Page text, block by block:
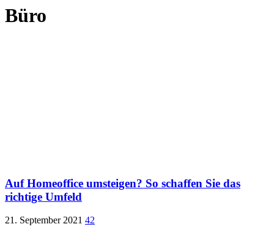
Büro
Auf Homeoffice umsteigen? So schaffen Sie das
richtige Umfeld
21. September 2021 42